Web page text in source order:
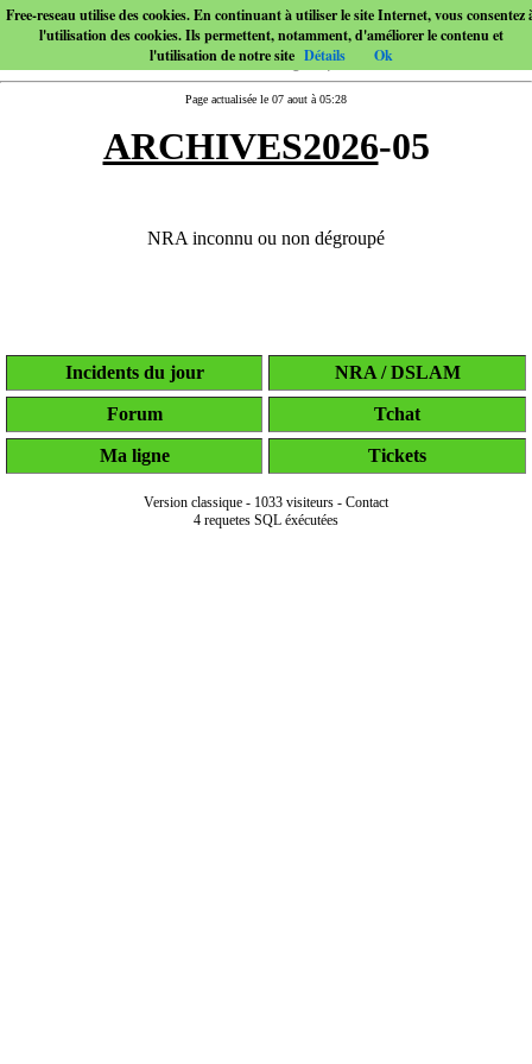
Page actualisée le 07 aout à 05:28
ARCHIVES2026-05
NRA inconnu ou non dégroupé
Incidents du jour NRA / DSLAM
Forum Tchat
Ma ligne Tickets
Version classique - 1033 visiteurs - Contact
4 requetes SQL éxécutées
Free-reseau utilise des cookies. En continuant à utiliser le site Internet, vous consentez
l'utilisation des cookies. Ils permettent, notamment, d'améliorer le contenu et
l'utilisation de notre site Détails Ok